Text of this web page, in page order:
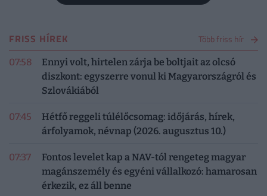
FRISS HÍREK Több friss hír
07:58
Ennyi volt, hirtelen zárja be boltjait az olcsó
diszkont: egyszerre vonul ki Magyarországról és
Szlovákiából
07:45
Hétfő reggeli túlélőcsomag: időjárás, hírek,
árfolyamok, névnap (2026. augusztus 10.)
07:37
Fontos levelet kap a NAV-tól rengeteg magyar
magánszemély és egyéni vállalkozó: hamarosan
érkezik, ez áll benne